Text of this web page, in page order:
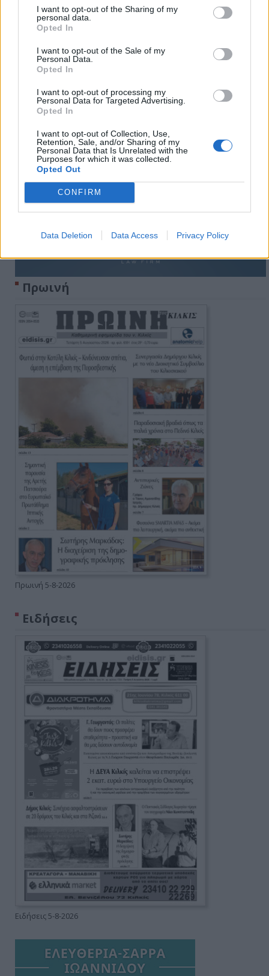
I want to opt-out of the Sharing of my
personal data.
Opted In
I want to opt-out of the Sale of my
Personal Data.
Opted In
I want to opt-out of processing my
Personal Data for Targeted Advertising.
Opted In
I want to opt-out of Collection, Use,
Retention, Sale, and/or Sharing of my
Personal Data that Is Unrelated with the
Purposes for which it was collected.
Opted Out
CONFIRM
Data Deletion Data Access Privacy Policy
Πρωινή
Πρωινή 5-8-2026
Ειδήσεις
Ειδήσεις 5-8-2026